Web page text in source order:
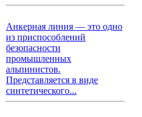
Анкерная линия — это одно
из приспособлений
безопасности
промышленных
альпинистов.
Представляется в виде
синтетического...